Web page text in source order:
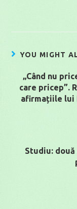
YOU MIGHT
„Când nu
care pricep”.
afirmațiile lui
Studiu: